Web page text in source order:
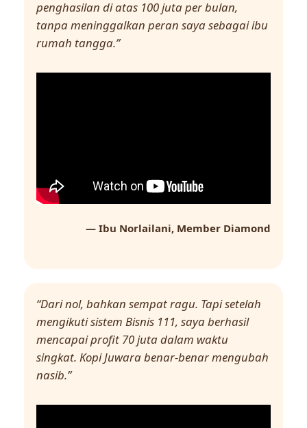
penghasilan di atas 100 juta per bulan,
tanpa meninggalkan peran saya sebagai ibu
rumah tangga.”
— Ibu Norlailani, Member Diamond
“Dari nol, bahkan sempat ragu. Tapi setelah
mengikuti sistem Bisnis 111, saya berhasil
mencapai profit 70 juta dalam waktu
singkat. Kopi Juwara benar-benar mengubah
nasib.”